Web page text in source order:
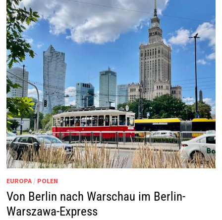
EUROPA/ POLEN
Von Berlin nach Warschau im Berlin-
Warszawa-Express